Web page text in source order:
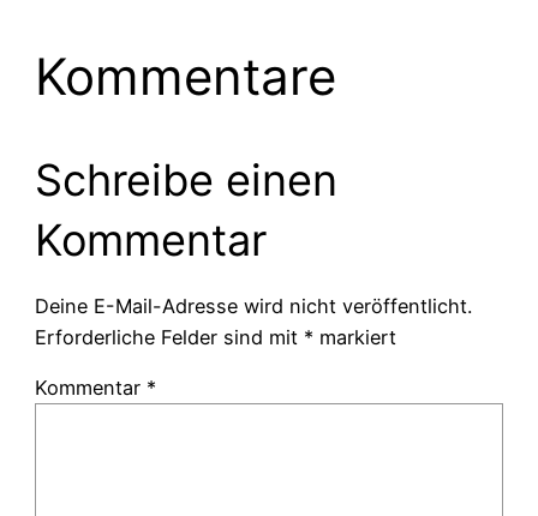
Kommentare
Schreibe einen
Kommentar
Deine E-Mail-Adresse wird nicht veröffentlicht.
Erforderliche Felder sind mit * markiert
Kommentar *